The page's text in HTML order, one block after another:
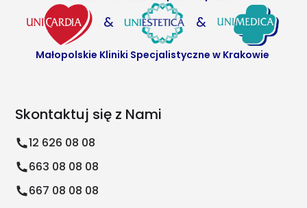
& &
Małopolskie Kliniki Specjalistyczne w Krakowie
Skontaktuj się z Nami
12 626 08 08
663 08 08 08
667 08 08 08